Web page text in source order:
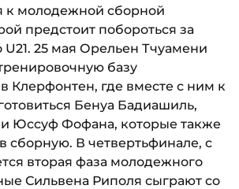
к молодежной сборной
предстоит побороться за
25 мая Орельен Тчуамени
базу
Клерфонтен, где вместе с ним к
Бенуа Бадиашиль,
Юссуф Фофана, которые также
сборную. В четвертьфинале, с
вторая фаза молодежного
Сильвена Риполя сыграют со